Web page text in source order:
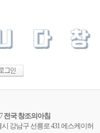
전국 창조의아침
강남구 선릉로 431 에스케이허